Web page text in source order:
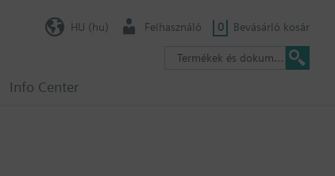
Info Center
HU (hu) Felhasználó 0 Bevásárló kosár